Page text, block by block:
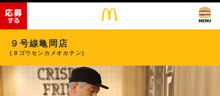
９号線亀岡店
(９ゴウセンカメオカテン)